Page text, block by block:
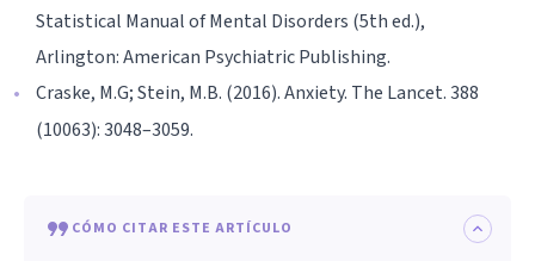
Statistical Manual of Mental Disorders (5th ed.),
Arlington: American Psychiatric Publishing.
Craske, M.G; Stein, M.B. (2016). Anxiety. The Lancet. 388
(10063): 3048–3059.
CÓMO CITAR ESTE ARTÍCULO